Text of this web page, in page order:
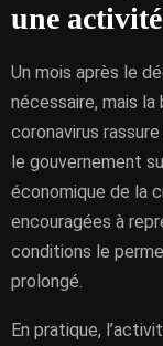
une
Un mois après le
nécessaire, mais
coronavirus
le gouvernement
économique de la
encouragées à
conditions le
prolongé.
En pratique,